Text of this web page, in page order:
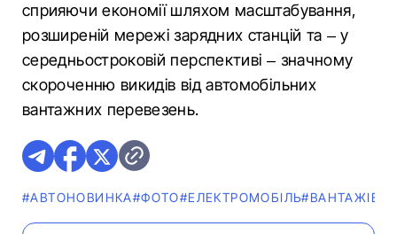
сприяючи економії шляхом масштабування,
розширеній мережі зарядних станцій та – у
середньостроковій перспективі – значному
скороченню викидів від автомобільних
вантажних перевезень.
#АВТОНОВИНКА#ФОТО#ЕЛЕКТРОМОБІЛЬ#ВАНТАЖІВКИ